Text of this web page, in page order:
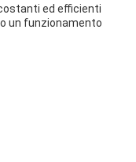
ed efficienti
un funzionamento